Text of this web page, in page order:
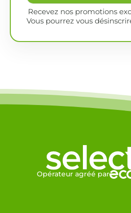
Recevez nos promotions
Vous pourrez vous
Opérateur agréé par